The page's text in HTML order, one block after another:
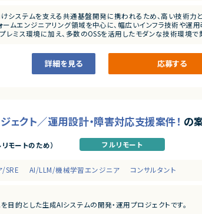
築、運用改善、運用保守
（初日のみ田町へ出社の可能性あり）
システムを支える共通基盤開発に携われるため、高い技術力
ームエンジニアリング領域を中心に、幅広いインフラ技術や運
プレミス環境に加え、多数のOSSを活用したモダンな技術環境で
のため、働きやすさと技術チャレンジを両立できます！
詳細を見る 応募する
ェクト／運用設計・障害対応支援案件！ の
モートのため） フルリモート
/SRE AI/LLM/機械学習エンジニア コンサルタント
目的とした生成AIシステムの開発・運用プロジェクトです。